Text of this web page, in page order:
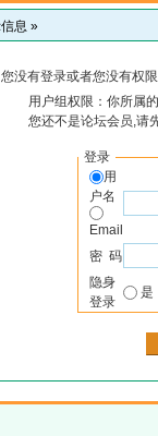
信息 »
您没有登录或者您没有权
用户组权限：你所属
您还不是论坛会员,请
登录
用
户名
Email
密 码
隐身
登录